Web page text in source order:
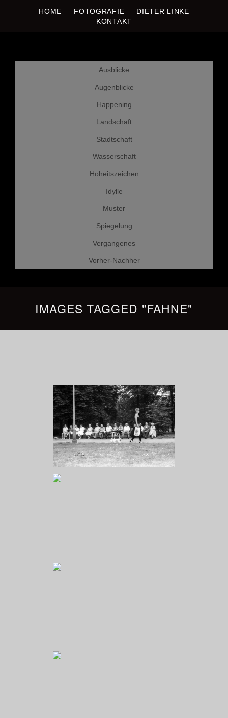
HOME FOTOGRAFIE
DIETER LINKE
KONTAKT
DIETER LINKE
Ausblicke
Augenblicke
Happening
Landschaft
Stadtschaft
Wasserschaft
Hoheitszeichen
Idylle
Muster
Spiegelung
Vergangenes
Vorher-Nachher
IMAGES TAGGED "FAHNE"